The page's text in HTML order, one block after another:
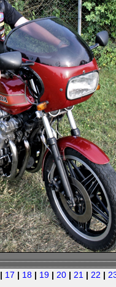
| 17 | 18 | 19 | 20 | 21 | 22 |